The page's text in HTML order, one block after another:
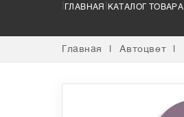
ГЛАВНАЯ КАТАЛОГ ТОВАРА
Главная Автоцвет